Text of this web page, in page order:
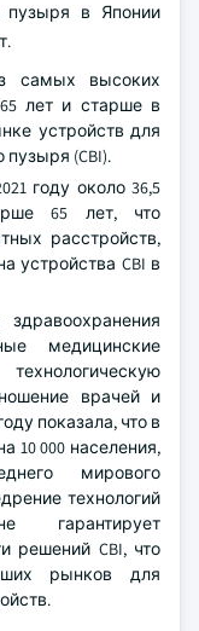
пузыря в Японии
самых высоких
лет и старше в
устройств для
(CBI).
году около 36,5
65 лет, что
расстройств,
устройства CBI в
медицинские
врачей и
показала, что в
10 000 населения,
мирового
технологий
гарантирует
решений CBI, что
рынков для